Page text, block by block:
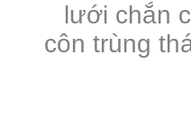
lưới chắn
côn trùng